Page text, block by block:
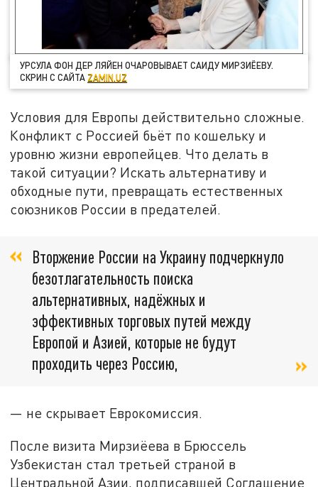
УРСУЛА ФОН ДЕР ЛЯЙЕН ОЧАРОВЫВАЕТ САИДУ МИРЗИЁЕВУ.
СКРИН С САЙТА ZAMIN.UZ
Условия для Европы действительно сложные.
Конфликт с Россией бьёт по кошельку и
уровню жизни европейцев. Что делать в
такой ситуации? Искать альтернативу и
обходные пути, превращать естественных
союзников России в предателей.
Вторжение России на Украину подчеркнуло
безотлагательность поиска
альтернативных, надёжных и
эффективных торговых путей между
Европой и Азией, которые не будут
проходить через Россию,
— не скрывает Еврокомиссия.
После визита Мирзиёева в Брюссель
Узбекистан стал третьей страной в
Центральной Азии, подписавшей Соглашение